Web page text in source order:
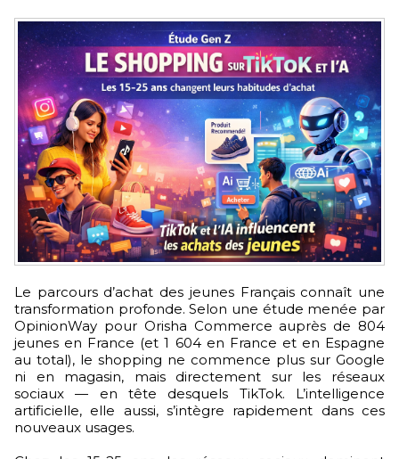
Le parcours d’achat des jeunes Français connaît une
transformation profonde. Selon une étude menée par
OpinionWay pour Orisha Commerce auprès de 804
jeunes en France (et 1 604 en France et en Espagne
au total), le shopping ne commence plus sur Google
ni en magasin, mais directement sur les réseaux
sociaux — en tête desquels TikTok. L’intelligence
artificielle, elle aussi, s’intègre rapidement dans ces
nouveaux usages.